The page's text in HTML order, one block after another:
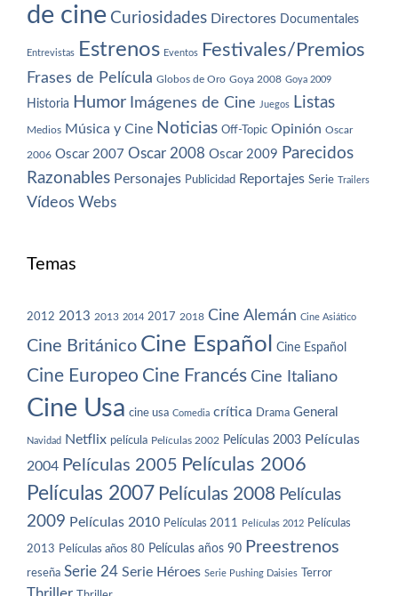
de cine Curiosidades Directores Documentales
Entrevistas Estrenos Eventos Festivales/Premios
Frases de Película Globos de Oro Goya 2008 Goya 2009
Historia Humor Imágenes de Cine Juegos Listas
Medios Música y Cine Noticias Off-Topic Opinión Oscar
2006 Oscar 2007 Oscar 2008 Oscar 2009 Parecidos
Razonables Personajes Publicidad Reportajes Serie Trailers
Vídeos Webs
Temas
2012 2013 2013 2014 2017 2018 Cine Alemán Cine Asiático
Cine Británico Cine Español Cine Español
Cine Europeo Cine Francés Cine Italiano
Cine Usa cine usa Comedia crítica Drama General
Navidad Netflix película Películas 2002 Películas 2003 Películas
2004 Películas 2005 Películas 2006
Películas 2007 Películas 2008 Películas
2009 Películas 2010 Películas 2011 Películas 2012 Películas
2013 Películas años 80 Películas años 90 Preestrenos
reseña Serie 24 Serie Héroes Serie Pushing Daisies Terror